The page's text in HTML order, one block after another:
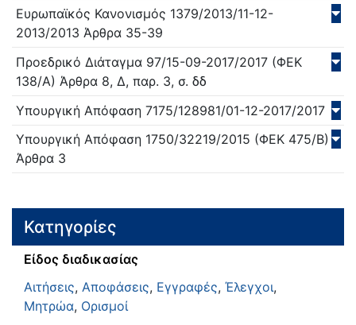
Ευρωπαϊκός Κανονισμός 1379/2013/11-12-
2013/2013 Άρθρα 35-39
Προεδρικό Διάταγμα 97/15-09-2017/2017 (ΦΕΚ
138/Α) Άρθρα 8, Δ, παρ. 3, σ. δδ
Υπουργική Απόφαση 7175/128981/01-12-2017/2017
Υπουργική Απόφαση 1750/32219/2015 (ΦΕΚ 475/Β)
Άρθρα 3
Κατηγορίες
Είδος διαδικασίας
Αιτήσεις, Αποφάσεις, Εγγραφές, Έλεγχοι,
Μητρώα, Ορισμοί